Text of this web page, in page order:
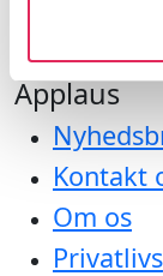
Bliv
Applaus
Kontakt
Om os